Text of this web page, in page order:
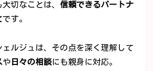
切なことは、 信頼できるパートナ
です。
ェルジュは、その点を深く理解して
や 日々の相談にも親身に対応。